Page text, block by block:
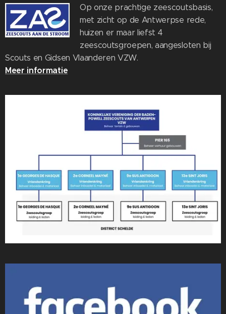
Op onze prachtige zeescoutsbasis,
met zicht op de Antwerpse rede,
huizen er maar liefst 4
zeescoutsgroepen, aangesloten bij
Scouts en Gidsen Vlaanderen VZW.
Meer informatie